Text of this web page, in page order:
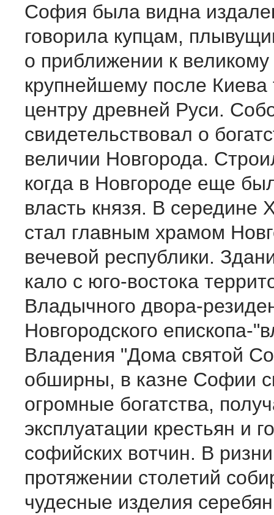
София была видна
говорила купцам,
о приближении к великому
крупнейшему после Киева
центру древней Руси.
свидетельствовал о
величии Новгорода.
ког­да в Новгороде еще
власть князя. В середине
стал главным храмом
вечевой республики.
кало с юго-востока
Владычного двора-
Новгородско­го епископа-
Владения "Дома святой
обширны, в казне Софии
огромные богатства,
эксплуата­ции крестьян и
софийских вотчин. В
протяже­нии столетий
чудесные изделия